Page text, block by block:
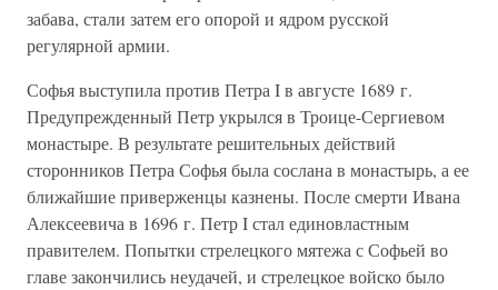
забава, стали затем его опорой и ядром русской
регулярной армии.
Софья выступила против Петра I в августе 1689 г.
Предупрежденный Петр укрылся в Троице-Сергиевом
монастыре. В результате решительных действий
сторонников Петра Софья была сослана в монастырь, а ее
ближайшие приверженцы казнены. После смерти Ивана
Алексеевича в 1696 г. Петр I стал единовластным
правителем. Попытки стрелецкого мятежа с Софьей во
главе закончились неудачей, и стрелецкое войско было